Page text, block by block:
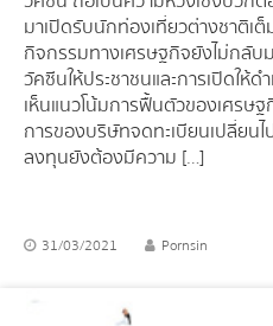
มาเปิดรับนักท่องเที่ยวต่างชาติเ
กิจกรรมทางเศรษฐกิจยังไม่กลับ
วัคซีนให้ประชาชนและการเปิดให้
เห็นแนวโน้มการฟื้นตัวของเศรษ
การของบริษัทจดทะเบียนเปลี่ยน
ลงทุนยังต้องมีความ […]
31/03/2021 Pornsin